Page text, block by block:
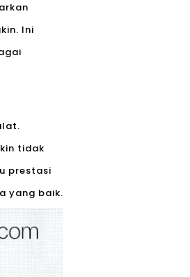
Ini
tidak
prestasi
yang baik.